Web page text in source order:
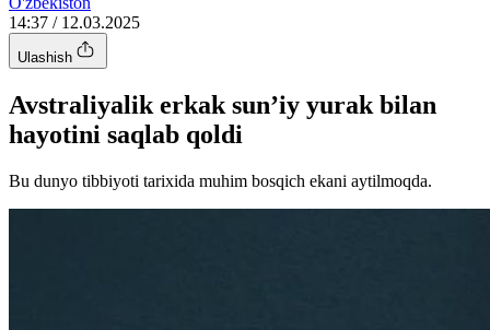
14:37 / 12.03.2025
Ulashish
Avstraliyalik erkak sunʼiy yurak bilan
hayotini saqlab qoldi
Bu dunyo tibbiyoti tarixida muhim bosqich ekani aytilmoqda.